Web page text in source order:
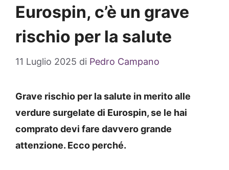
Eurospin, c’è un grave
rischio per la salute
11 Luglio 2025 di Pedro Campano
Grave rischio per la salute in merito alle
verdure surgelate di Eurospin, se le hai
comprato devi fare davvero grande
attenzione. Ecco perché.